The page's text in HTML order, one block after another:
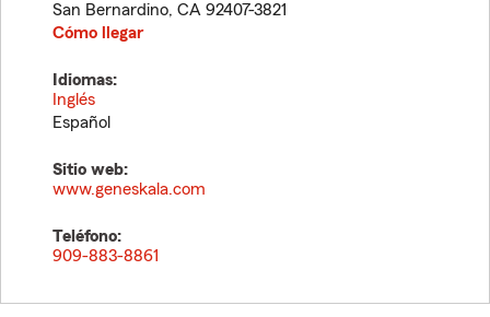
San Bernardino, CA 92407-3821
Cómo llegar
Idiomas:
Inglés
Español
Sitio web:
www.geneskala.com
Teléfono:
909-883-8861